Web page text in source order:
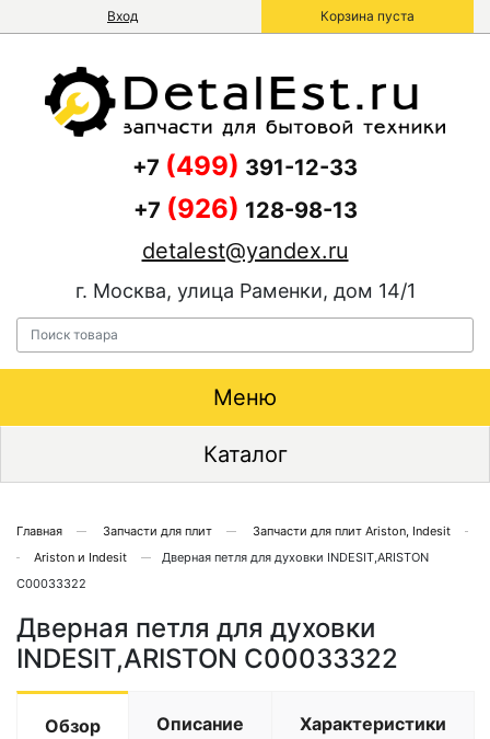
Вход Корзина пуста
+7 (499) 391-12-33
+7 (926) 128-98-13
detalest@yandex.ru
г. Москва, улица Раменки, дом 14/1
Меню
Каталог
Главная Запчасти для плит
Запчасти для плит Ariston, Indesit
Ariston и Indesit
Дверная петля для духовки INDESIT,ARISTON
C00033322
Дверная петля для духовки
INDESIT,ARISTON C00033322
Обзор Описание Характеристики